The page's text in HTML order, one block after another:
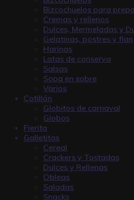
Bizcochuelos para
Cremas y rellenos
Dulces, Mermeladas y
Gelatinas, postres y flan
Harinas
Latas de conserva
Salsas
Sopa en sobre
Varios
Cotillón
Globitos de carnaval
Globos
Fierita
Galletitas
Cereal
Crackers y Tostadas
Dulces y Rellenas
Obleas
Saladas
Snacks